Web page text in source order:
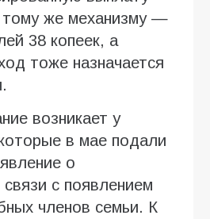
же механизму —
38 копеек, а
тоже назначается
возникает у
в мае подали
о
связи с появлением
членов семьи. К